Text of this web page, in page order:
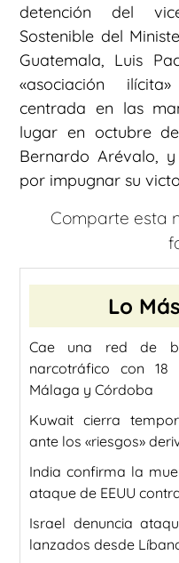
detención del
Sostenible del
Guatemala, Luis
«asociación
centrada en las
lugar en octubre
Bernardo Arévalo,
por impugnar su
Comparte esta
Lo
Cae una red de
narcotráfico con 18
Málaga y Córdoba
Kuwait cierra
ante los «riesgos»
India confirma la
ataque de EEUU
Israel denuncia
lanzados desde